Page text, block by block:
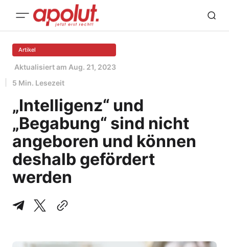
Artikel
Aktualisiert am Aug. 21, 2023
5 Min. Lesezeit
„Intelligenz“ und
„Begabung“ sind nicht
angeboren und können
deshalb gefördert
werden